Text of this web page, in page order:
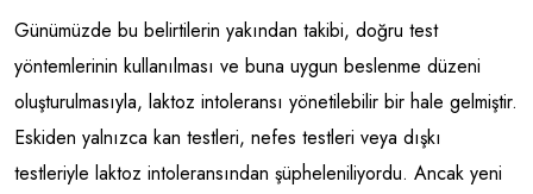
Günümüzde bu belirtilerin yakından takibi, doğru test
yöntemlerinin kullanılması ve buna uygun beslenme düzeni
oluşturulmasıyla, laktoz intoleransı yönetilebilir bir hale gelmiştir.
Eskiden yalnızca kan testleri, nefes testleri veya dışkı
testleriyle laktoz intoleransından şüpheleniliyordu. Ancak yeni